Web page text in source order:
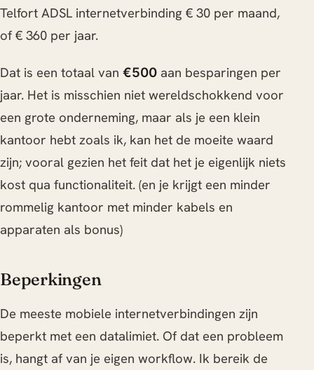
Telfort ADSL internetverbinding € 30 per maand,
of € 360 per jaar.
Dat is een totaal van €500 aan besparingen per
jaar. Het is misschien niet wereldschokkend voor
een grote onderneming, maar als je een klein
kantoor hebt zoals ik, kan het de moeite waard
zijn; vooral gezien het feit dat het je eigenlijk niets
kost qua functionaliteit. (en je krijgt een minder
rommelig kantoor met minder kabels en
apparaten als bonus)
Beperkingen
De meeste mobiele internetverbindingen zijn
beperkt met een datalimiet. Of dat een probleem
is, hangt af van je eigen workflow. Ik bereik de